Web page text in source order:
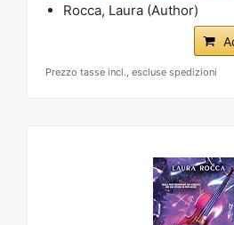
Rocca, Laura (Author)
Prezzo tasse incl., escluse spedizioni